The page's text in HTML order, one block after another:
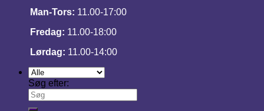
Man-Tors: 11.00-17:00
Fredag: 11.00-18:00
Lørdag: 11.00-14:00
Søg efter: